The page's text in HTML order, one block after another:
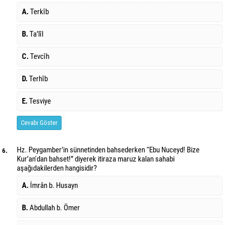
A.Terkîb
B.Ta’lîl
C.Tevcîh
D.Terhîb
E.Tesviye
Cevabı Göster
6.
Hz. Peygamber’in sünnetinden bahsederken “Ebu Nuceyd! Bize
Kur’an'dan bahset!” diyerek itiraza maruz kalan sahabi
aşağıdakilerden hangisidir?
A. İmrân b. Husayn
B.Abdullah b. Ömer